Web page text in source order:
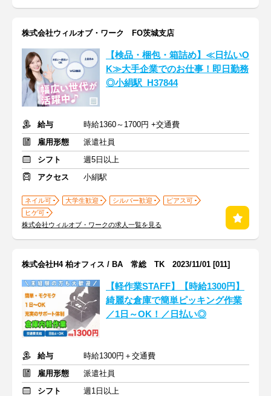
株式会社ウィルオブ・ワーク FO茨城支店
【検品・梱包・箱詰め】≪日払いO
K≫大手企業でのお仕事！即日勤務
◎小絹駅_H37844
給与
時給1360～1700円 +交通費
雇用形態
派遣社員
シフト
週5日以上
アクセス
小絹駅
ネイル可 大学生歓迎 シルバー歓迎
ピアス可
ヒゲ可
株式会社ウィルオブ・ワークの求人一覧を見る
株式会社H4 柏オフィス / BA 常総 TK 2023/11/01 [011]
【軽作業STAFF】【時給1300円】
綺麗な倉庫で簡単ピッキング作業
／1日～OK！／日払い◎
給与
時給1300円＋交通費
雇用形態
派遣社員
シフト
週1日以上